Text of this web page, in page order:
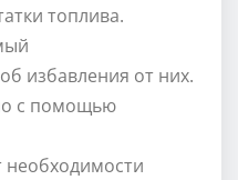
топлива.
избавления от них.
с помощью
необходимости